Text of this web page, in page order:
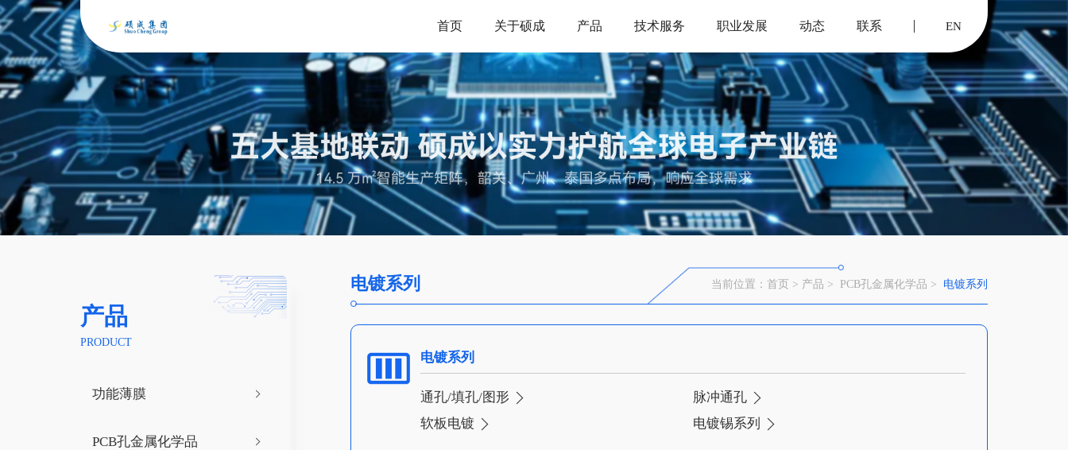
首页 关于硕成 产品 技术服务 职业发展 动态 联系 EN
产品
PRODUCT
功能薄膜
PCB孔金属化学品
电镀系列 当前位置：首页 > 产品 > PCB孔金属化学品 > 电镀系列
电镀系列
通孔/填孔/图形
脉冲通孔
软板电镀
电镀锡系列